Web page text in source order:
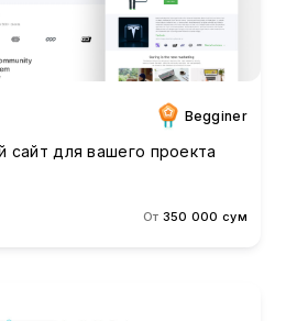
Begginer
для вашего проекта
От 350 000 сум